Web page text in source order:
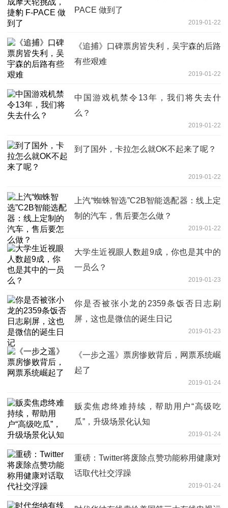
PACE 做到了
2019-01-22
《追捕》口碑票房皆失利，吴宇森的后路
有些艰难
2019-01-22
中国游戏机禁令13年，我们将失去什
么？
2019-01-22
到了国外，卡拉怎么就OK不起来了呢？
2019-01-22
上汽“蜘蛛智选”C2B智能选配器：线上定
制的汽车，售后要怎么做？
2019-01-22
大学生近视眼人数超9成，你也是其中的
一员么？
2019-01-23
你是否被张小龙的2359条饭否日志刷
屏，这也是微信的诞生日记
2019-01-23
《一步之遥》票房惨败背后，网票系统崛
起了
2019-01-24
贩卖焦虑终难持续，帮助用户“高级吃
瓜”，升级场景化认知
2019-01-24
重磅：Twitter将废除点赞功能称用健康对
话取代社交浮躁
2019-01-24